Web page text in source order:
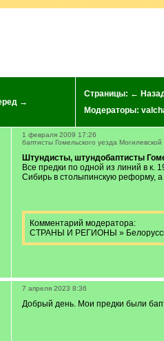
→
Страницы: ←
Модераторы:
1 февраля 2009 17:26
баптисты Гомельского уезда Могилевской
Штундисты, штундобаптисты
Все предки по одной из линий в к.
Сибирь в столыпинскую реформу, а
Комментарий модератора:
СТРАНЫ И РЕГИОНЫ »
7 апреля 2023 8:36
Добрый день. Мои предки были